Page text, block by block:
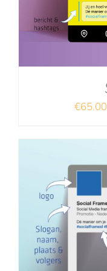
€65.00